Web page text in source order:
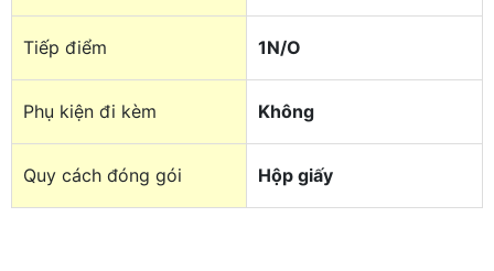
Tiếp điểm 1N/O
Phụ kiện đi kèm Không
Quy cách đóng gói Hộp giấy